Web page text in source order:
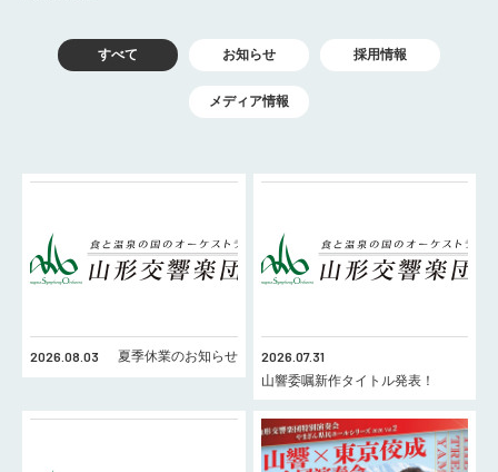
すべて お知らせ 採用情報
メディア情報
2026.08.03 夏季休業のお知らせ
2026.07.31
山響委嘱新作タイトル発表！